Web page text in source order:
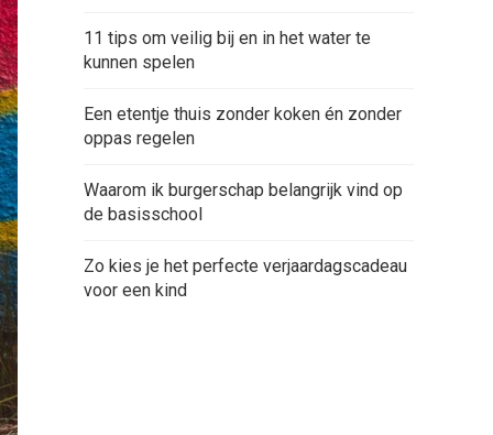
11 tips om veilig bij en in het water te
kunnen spelen
Een etentje thuis zonder koken én zonder
oppas regelen
Waarom ik burgerschap belangrijk vind op
de basisschool
Zo kies je het perfecte verjaardagscadeau
voor een kind